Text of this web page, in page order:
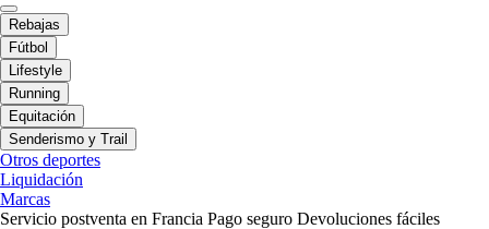
Rebajas
Fútbol
Lifestyle
Running
Equitación
Senderismo y Trail
Otros deportes
Liquidación
Marcas
Servicio postventa en Francia Pago seguro Devoluciones fáciles